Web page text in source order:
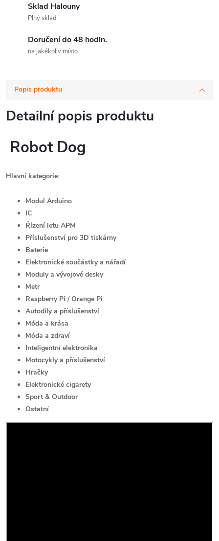
Sklad Halouny
Plný sklad
Doručení do 48 hodin.
na jakékoliv místo
Popis produktu
Detailní popis produktu
Robot Dog
Hlavní kategorie:
Modul Arduino
IC
Řízení letu APM
Příslušenství pro 3D tiskárny
Baterie
Elektronické součástky a nářadí
Moduly a vývojové desky
Metr
Raspberry Pi / Orange Pi
Autodíly a příslušenství
Móda a krása
Móda a zdraví
Inteligentní elektronika
Motocykly a příslušenství
Hračky
Elektronické cigarety
Sport & Outdoor
Ostatní